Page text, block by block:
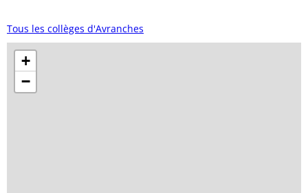
Tous les collèges d'Avranches
+
−